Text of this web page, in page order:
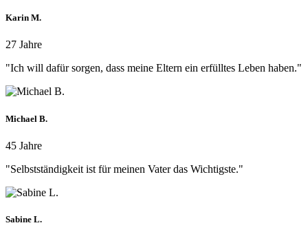
Karin M.
27 Jahre
"Ich will dafür sorgen, dass meine Eltern ein erfülltes Leben haben."
Michael B.
45 Jahre
"Selbstständigkeit ist für meinen Vater das Wichtigste."
Sabine L.